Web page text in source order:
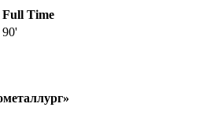
Full Time
90'